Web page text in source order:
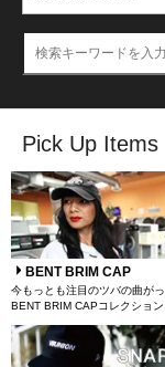
Pick Up Items
BENT BRIM CAP
今もっとも注目のツバの曲が
BENT BRIM CAPコレクション